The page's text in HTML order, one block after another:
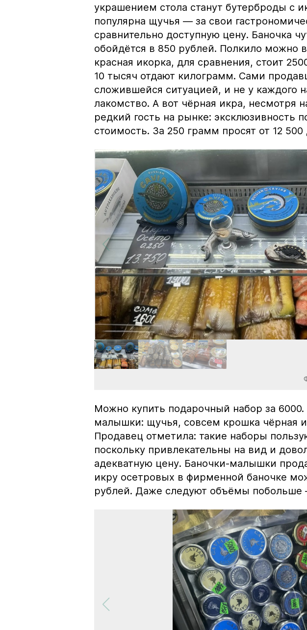
украшением стола станут бутерброды с
популярна щучья — за свои
сравнительно доступную цену. Баночка
обойдётся в 850 рублей. Полкило можно
красная икорка, для сравнения, стоит
10 тысяч отдают килограмм. Сами
сложившейся ситуацией, и не у каждого
лакомство. А вот чёрная икра, несмотря
редкий гость на рынке: эксклюзивность
стоимость. За 250 грамм просят от 12
Можно купить подарочный набор за
малышки: щучья, совсем крошка чёрная
Продавец отметила: такие наборы
поскольку привлекательны на вид и
адекватную цену. Баночки-малышки
икру осетровых в фирменной баночке
рублей. Даже следуют объёмы побольше